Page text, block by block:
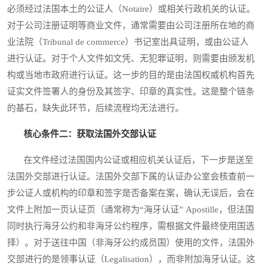
必须经过法国本土的公证人（Notaire）或相关行政机关的认证。
对于公司注册证明等商业文件，通常需要由公司注册所在地的商
业法院（Tribunal de commerce）书记室出具证明，或由公证人
进行认证。对于个人文件如文凭、无犯罪证明，则需要由颁发机
构或当地市政府进行认证。这一步的目的是由法国权威机构首先
证实文件签署人的身份及其签字、印章的真实性。这是整个链条
的基石，缺失此环节，后续流程均无法进行。
核心条件二：获取法国外交部认证
在文件经过法国国内公证或相应机关认证后，下一步是送至
法国外交部进行认证。法国外交部下属的认证办公室会核查前一
步公证人或机构的印章和签字是否备案在案，确认无误后，会在
文件上附加一页认证页（通常称为“海牙认证” Apostille，但法国
同时执行海牙公约和非海牙公约程序，需根据文件最终使用国选
择）。对于送往中国（非海牙公约成员国）使用的文件，法国外
交部进行的是领事认证（Legalisation），而非附加海牙认证。这